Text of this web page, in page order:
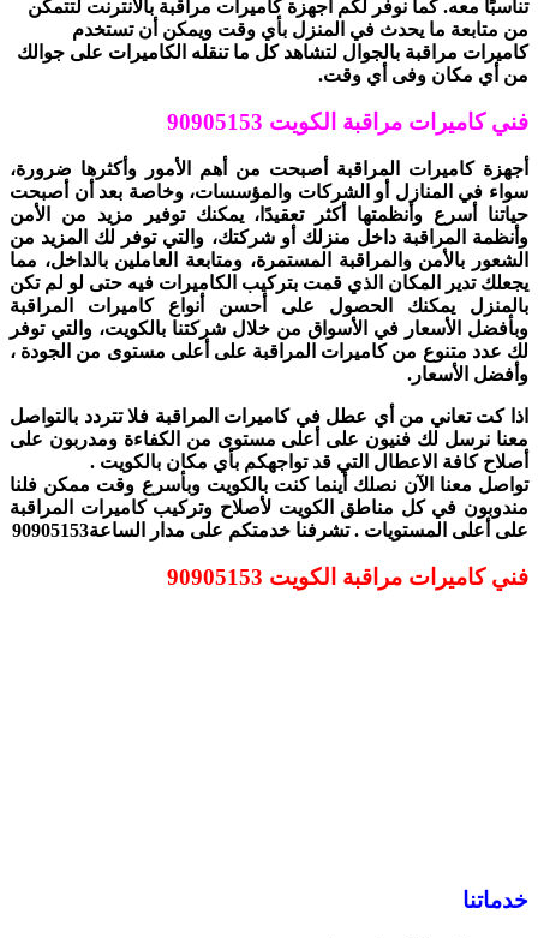
تناسبًا معه. كما نوفر لكم أجهزة كاميرات مراقبة بالانترنت لتتمكن
من متابعة ما يحدث في المنزل بأي وقت ويمكن أن تستخدم
كاميرات مراقبة بالجوال لتشاهد كل ما تنقله الكاميرات على جوالك
من أي مكان وفى أي وقت.
فني كاميرات مراقبة الكويت 90905153
أجهزة كاميرات المراقبة أصبحت من أهم الأمور وأكثرها ضرورة،
سواء في المنازل أو الشركات والمؤسسات، وخاصة بعد أن أصبحت
حياتنا أسرع وأنظمتها أكثر تعقيدًا، يمكنك توفير مزيد من الأمن
وأنظمة المراقبة داخل منزلك أو شركتك، والتي توفر لك المزيد من
الشعور بالأمن والمراقبة المستمرة، ومتابعة العاملين بالداخل، مما
يجعلك تدير المكان الذي قمت بتركيب الكاميرات فيه حتى لو لم تكن
بالمنزل يمكنك الحصول على أحسن أنواع كاميرات المراقبة
وبأفضل الأسعار في الأسواق من خلال شركتنا بالكويت، والتي توفر
لك عدد متنوع من كاميرات المراقبة على أعلى مستوى من الجودة ،
وأفضل الأسعار.
اذا كت تعاني من أي عطل في كاميرات المراقبة فلا تتردد بالتواصل
معنا نرسل لك فنيون على أعلى مستوى من الكفاءة ومدربون على
أصلاح كافة الاعطال التي قد تواجهكم بأي مكان بالكويت .
تواصل معنا الآن نصلك أينما كنت بالكويت وبأسرع وقت ممكن فلنا
مندوبون في كل مناطق الكويت لأصلاح وتركيب كاميرات المراقبة
على أعلى المستويات . تشرفنا خدمتكم على مدار الساعة90905153
فني كاميرات مراقبة الكويت 90905153
خدماتنا